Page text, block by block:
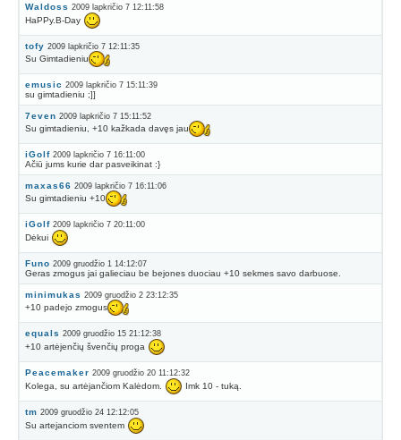
Waldoss 2009 lapkričio 7 12:11:58
HaPPy.B-Day
tofy 2009 lapkričio 7 12:11:35
Su Gimtadieniu
emusic 2009 lapkričio 7 15:11:39
su gimtadieniu ;]]
7even 2009 lapkričio 7 15:11:52
Su gimtadieniu, +10 kažkada davęs jau
iGolf 2009 lapkričio 7 16:11:00
Ačiū jums kurie dar pasveikinat :}
maxas66 2009 lapkričio 7 16:11:06
Su gimtadieniu +10
iGolf 2009 lapkričio 7 20:11:00
Dėkui
Funo 2009 gruodžio 1 14:12:07
Geras zmogus jai galieciau be bejones duociau +10 sekmes savo darbuose.
minimukas 2009 gruodžio 2 23:12:35
+10 padejo zmogus
equals 2009 gruodžio 15 21:12:38
+10 artėjenčių švenčių proga
Peacemaker 2009 gruodžio 20 11:12:32
Kolega, su artėjančiom Kalėdom. Imk 10 - tuką.
tm 2009 gruodžio 24 12:12:05
Su artejanciom sventem